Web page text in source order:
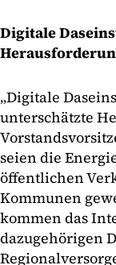
Digitale
„Digitale
unterschätzte
seien die
öffentlichen
Kommunen
kommen das
dazugehörigen